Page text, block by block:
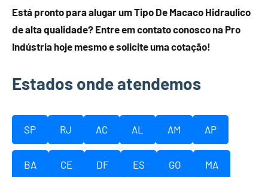
Está pronto para alugar um Tipo De Macaco Hidraulico
de alta qualidade? Entre em contato conosco na Pro
Indústria hoje mesmo e solicite uma cotação!
Estados onde atendemos
SP RJ AC AL AM AP
BA CE DF ES GO MA